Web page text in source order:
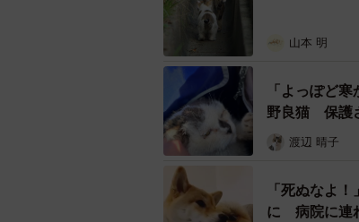
遅めの開始で暇だったので
やりの人とは面識があり、多
――2匹はどのような関係で
写真の母娘はこの時点では地
場合、とりあえず地域猫と同
ら、捕獲して避妊手術をし
なので警戒心が強くて、様子
山本 明
「よっぽど
野良猫 保護
渡辺 晴子
「死ぬなよ
に 病院に連